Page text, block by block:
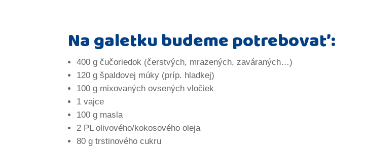
Na galetku budeme potrebovať:
400 g čučoriedok (čerstvých, mrazených, zaváraných…)
120 g špaldovej múky (príp. hladkej)
100 g mixovaných ovsených vločiek
1 vajce
100 g masla
2 PL olivového/kokosového oleja
80 g trstinového cukru